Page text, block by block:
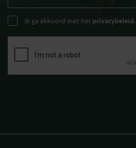
Ik ga akkoord met het privacybeleid.